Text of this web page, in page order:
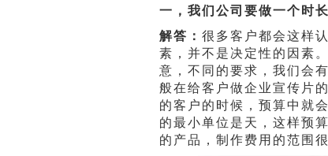
一，我们公司要做一个时
解答： 很多客户都会这样
素，并不是决定性的因素
意，不同的要求，我们会
般在给客户做企业宣传片
的客户的时候，预算中就
的最小单位是天，这样预
的产品，制作费用的范围很